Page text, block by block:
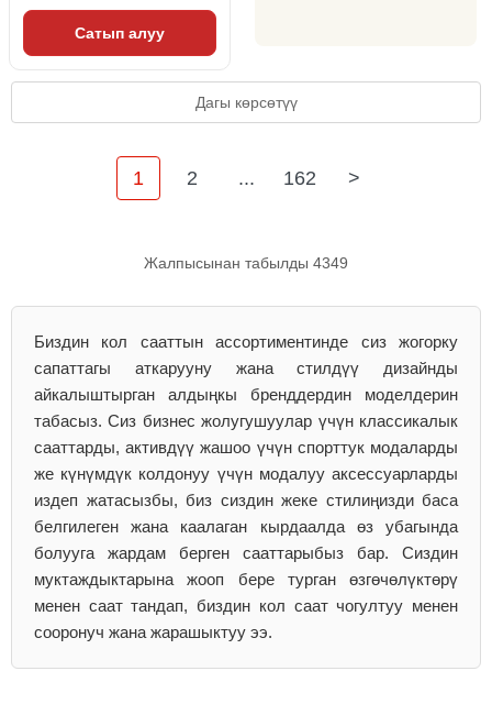
Сатып алуу
Дагы көрсөтүү
1 2 ... 162 >
Жалпысынан табылды 4349
Биздин кол сааттын ассортиментинде сиз жогорку
сапаттагы аткарууну жана стилдүү дизайнды
айкалыштырган алдыңкы бренддердин моделдерин
табасыз. Сиз бизнес жолугушуулар үчүн классикалык
сааттарды, активдүү жашоо үчүн спорттук модаларды
же күнүмдүк колдонуу үчүн модалуу аксессуарларды
издеп жатасызбы, биз сиздин жеке стилиңизди баса
белгилеген жана каалаган кырдаалда өз убагында
болууга жардам берген сааттарыбыз бар. Сиздин
муктаждыктарына жооп бере турган өзгөчөлүктөрү
менен саат тандап, биздин кол саат чогултуу менен
сооронуч жана жарашыктуу ээ.